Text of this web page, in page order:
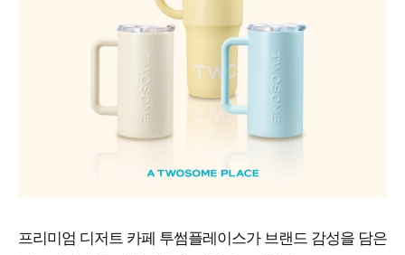
프리미엄 디저트 카페 투썸플레이스가 브랜드 감성을 담은